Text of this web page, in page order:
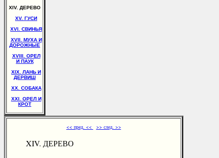
XIV. ДЕРЕВО
XV. ГУСИ
XVI. СВИНЬЯ
XVII. МУХА И
ДОРОЖНЫЕ
XVIII. ОРЕЛ
И ПАУК
XIX. ЛАНЬ И
ДЕРВИШ
XX. СОБАКА
XXI. ОРЕЛ И
КРОТ
<< пред. << >> след. >>
XIV. ДЕРЕВО